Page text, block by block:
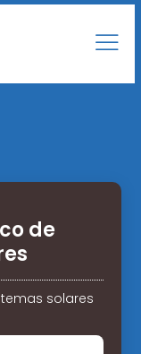
de
solares